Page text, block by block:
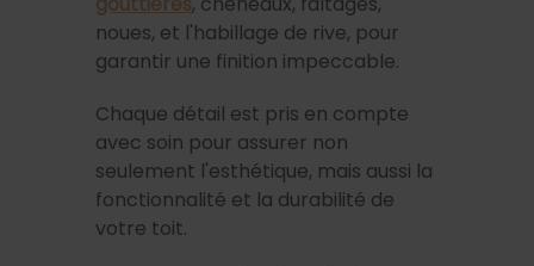
noues, et l'habillage de rive, pour
garantir une finition impeccable.
Chaque détail est pris en compte
avec soin pour assurer non
seulement l'esthétique, mais aussi la
fonctionnalité et la durabilité de
votre toit.